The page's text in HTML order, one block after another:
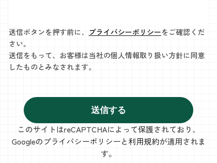
送信ボタンを押す前に、 プライバシーポリシーをご確認くだ
さい。
送信をもって、お客様は当社の個人情報取り扱い方針に同意
したものとみなされます。
このサイトはreCAPTCHAによって保護されており、
Googleのプライバシーポリシーと利用規約が適用されま
す。